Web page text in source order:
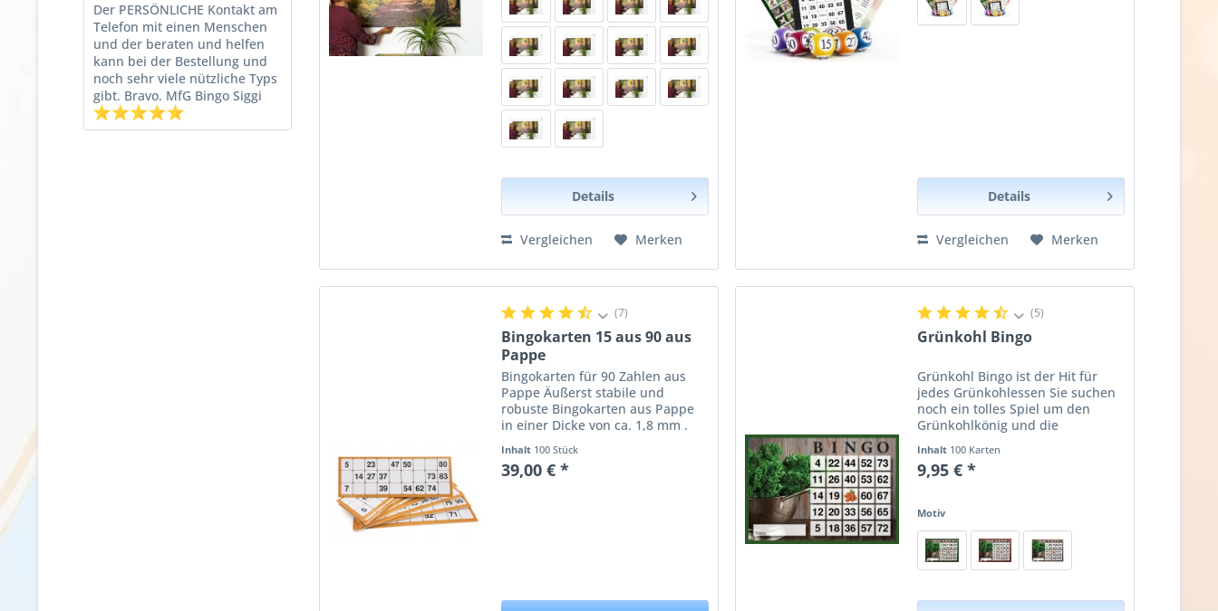
Der PERSÖNLICHE Kontakt am
Telefon mit einen Menschen
und der beraten und helfen
kann bei der Bestellung und
noch sehr viele nützliche Typs
gibt. Bravo. MfG Bingo Siggi
Details
Vergleichen Merken
Details
Vergleichen Merken
(7)
Bingokarten 15 aus 90 aus
Pappe
Bingokarten für 90 Zahlen aus
Pappe Äußerst stabile und
robuste Bingokarten aus Pappe
in einer Dicke von ca. 1,8 mm .
geschrieben und daher
besonders für Ältere Menschen
Inhalt 100 Stück
39,00 € *
(5)
Grünkohl Bingo
Grünkohl Bingo ist der Hit für
jedes Grünkohlessen Sie suchen
noch ein tolles Spiel um den
Grünkohlkönig und die
Warum spielen Sie nicht BINGO.
Das macht allen Teilnehmern viel
Inhalt 100 Karten
9,95 € *
Motiv